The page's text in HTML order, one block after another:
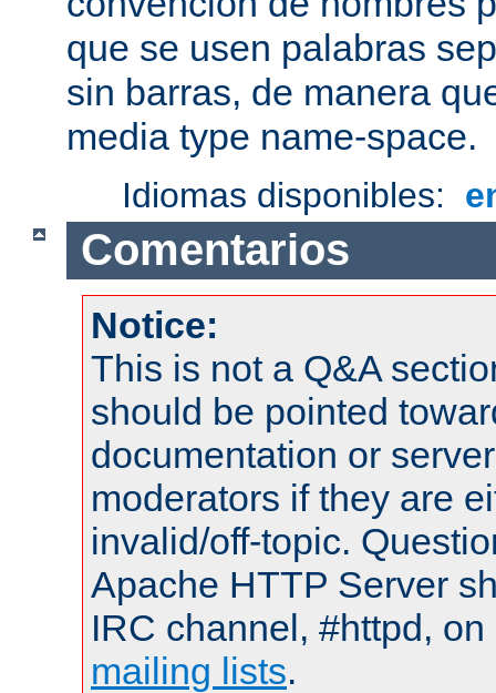
que se usen palabras
sin barras, de manera
media type name-space.
Idiomas disponibles:
Comentarios
Notice:
This is not a Q&A
should be pointed
documentation or
moderators if they are
invalid/off-topic.
Apache HTTP Server
IRC channel, #httpd,
mailing lists.